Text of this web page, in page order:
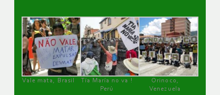
Vale mata, Brasil
Tía María no va !
Perú
Orinoco,
Venezuela